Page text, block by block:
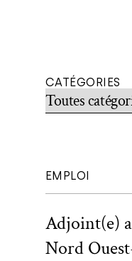
CATÉGORIES
EMPLOI
Adjoint(e)
Nord